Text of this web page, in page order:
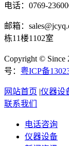
电话：0769-
邮箱：
栋11楼1102室
Copyright ©
号： 粤ICP备
网站首页 |仪器设
联系我们
电话咨询
仪器设备